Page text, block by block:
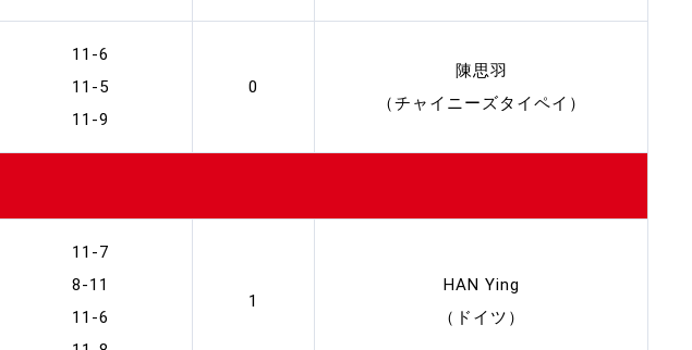
11-6
11-5
11-9
0
陳思羽
（チャイニーズタイペイ）
11-7
8-11
11-6
1
HAN Ying
（ドイツ）